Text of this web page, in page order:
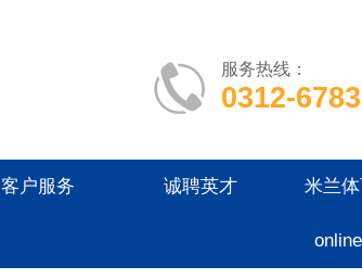
服务热线：
0312-
客户服务 诚聘英才 米兰